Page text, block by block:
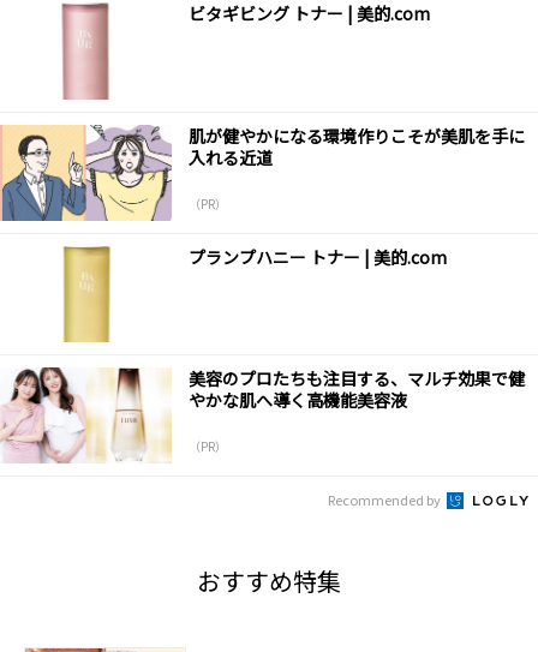
ビタギビング トナー | 美的.com
肌が健やかになる環境作りこそが美肌を手に
入れる近道
（PR）
プランプハニー トナー | 美的.com
美容のプロたちも注目する、マルチ効果で健
やかな肌へ導く高機能美容液
（PR）
Recommended by
おすすめ特集